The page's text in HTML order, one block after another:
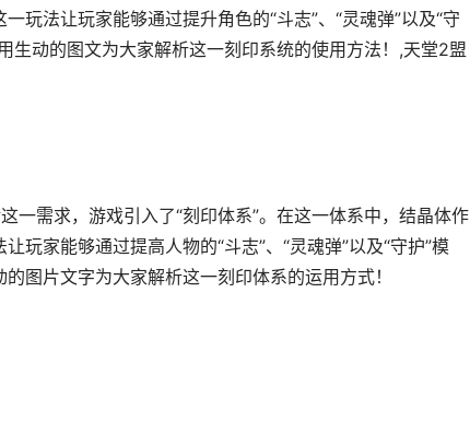
玩法让玩家能够通过提升角色的“斗志”、“灵魂弹”以及“守
生动的图文为大家解析这一刻印系统的使用方法！,天堂2盟
一需求，游戏引入了“刻印体系”。在这一体系中，结晶体作
玩家能够通过提高人物的“斗志”、“灵魂弹”以及“守护”模
图片文字为大家解析这一刻印体系的运用方式！